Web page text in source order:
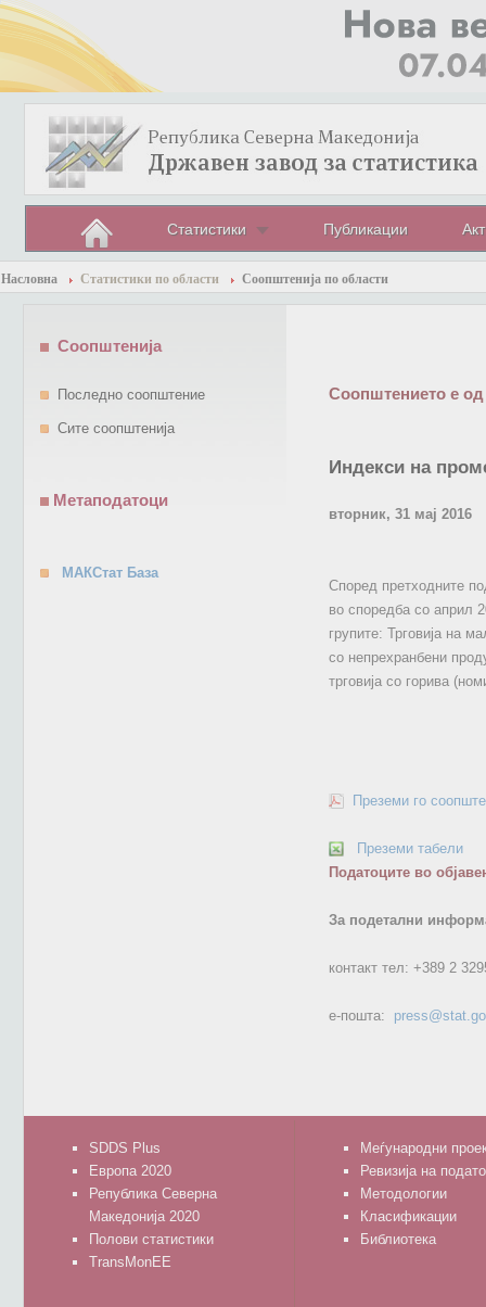
Статистики Публикации
Насловна Статистики по области Соопштенија по области
Соопштението е од
Индекси на
вторник, 31 мај 2016
Според претходните
во споредба со април
групите: Трговија на
со непрехранбени
трговија со горива
Преземи го
Преземи табели
Податоците во
За подетални
контакт тел: +389 2
е-пошта:
Соопштенија
Последно соопштение
Сите соопштенија
Метаподатоци
МАКСтат База
SDDS Plus
Европа 2020
Република Северна
Македонија 2020
Полови статистики
TransMonEE
Меѓународни
Ревизија на
Методологии
Класификации
Библиотека